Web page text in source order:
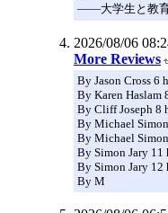
――大学生と教
2026/08/06
More Reviews
By Jason Cross 6
By Karen Haslam
By Cliff Joseph 8
By Michael
By Michael
By Simon Jary 11
By Simon Jary 12
By M